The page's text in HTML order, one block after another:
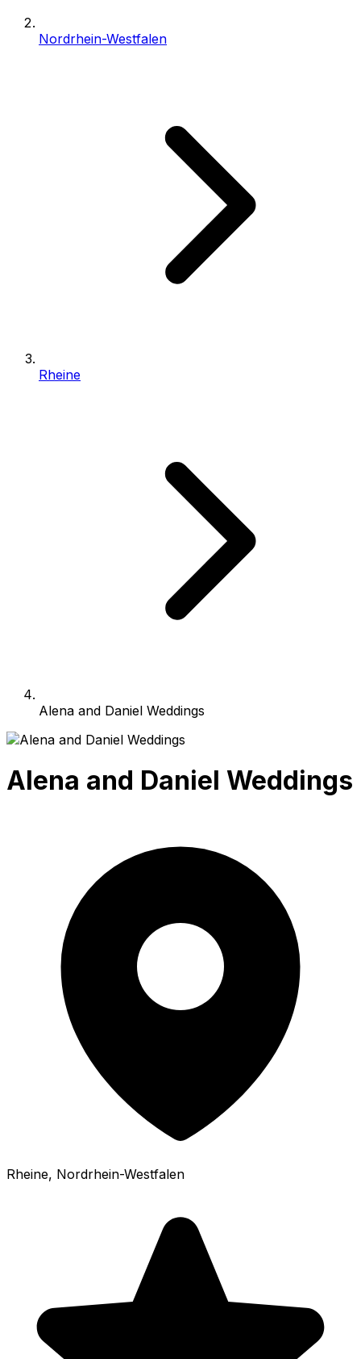
Nordrhein-Westfalen
Rheine
Alena and Daniel Weddings
Alena and Daniel Weddings
Rheine, Nordrhein-Westfalen